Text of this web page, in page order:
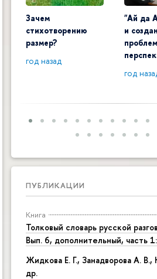
Зачем
стихотворению
размер?
год назад
"Ай да
и
год
ПУБЛИКАЦИИ
Книга
Толковый словарь русской
Вып. 6, дополнительный, часть
Жидкова Е. Г., Занадворова А. В.,
др.